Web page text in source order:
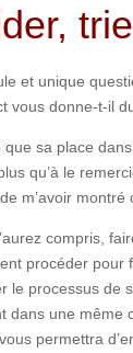
et unique
vous donne-t-il
que sa place
qu’à le
m’avoir montré
compris,
procéder pour
le processus de
dans une même
permettra